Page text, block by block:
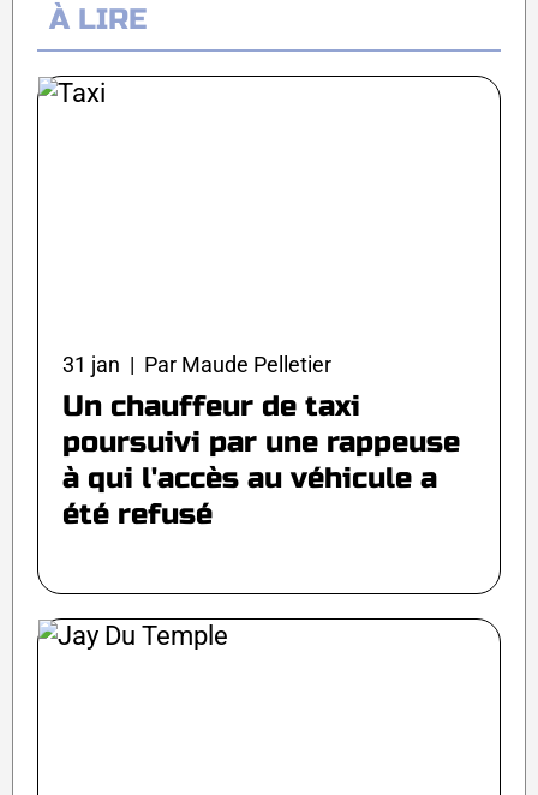
À LIRE
31 jan | Par Maude Pelletier
Un chauffeur de taxi
poursuivi par une rappeuse
à qui l'accès au véhicule a
été refusé